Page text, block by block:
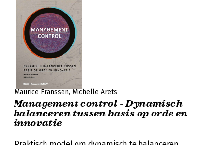
Maurice Franssen Michelle Arets
Management control - Dynamisch
balanceren tussen basis op orde en
innovatie